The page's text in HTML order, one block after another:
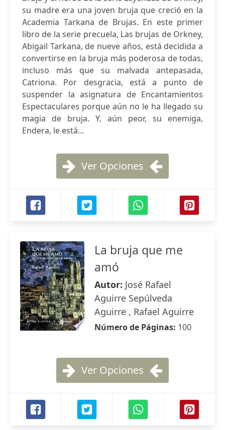
su madre era una joven bruja que creció en la
Academia Tarkana de Brujas. En este primer
libro de la serie precuela, Las brujas de Orkney,
Abigail Tarkana, de nueve años, está decidida a
convertirse en la bruja más poderosa de todas,
incluso más que su malvada antepasada,
Catriona. Por desgracia, está a punto de
suspender la asignatura de Encantamientos
Espectaculares porque aún no le ha llegado su
magia de bruja. Y, aún peor, su enemiga,
Endera, le está...
Ver Opciones
La bruja que me
amó
Autor: José Rafael
Aguirre Sepúlveda
Aguirre , Rafael Aguirre
Número de Páginas: 100
Ver Opciones